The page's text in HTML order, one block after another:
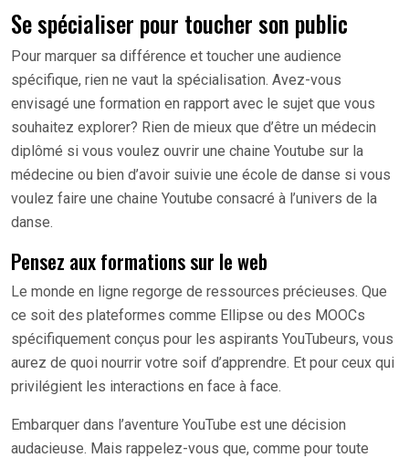
Se spécialiser pour toucher son public
Pour marquer sa différence et toucher une audience
spécifique, rien ne vaut la spécialisation. Avez-vous
envisagé une formation en rapport avec le sujet que vous
souhaitez explorer? Rien de mieux que d’être un médecin
diplômé si vous voulez ouvrir une chaine Youtube sur la
médecine ou bien d’avoir suivie une école de danse si vous
voulez faire une chaine Youtube consacré à l’univers de la
danse.
Pensez aux formations sur le web
Le monde en ligne regorge de ressources précieuses. Que
ce soit des plateformes comme Ellipse ou des MOOCs
spécifiquement conçus pour les aspirants YouTubeurs, vous
aurez de quoi nourrir votre soif d’apprendre. Et pour ceux qui
privilégient les interactions en face à face.
Embarquer dans l’aventure YouTube est une décision
audacieuse. Mais rappelez-vous que, comme pour toute